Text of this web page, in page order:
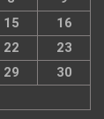
15
16
22
23
29
30